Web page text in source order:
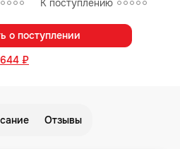
К поступлению
644 ₽
о поступлении
Отзывы